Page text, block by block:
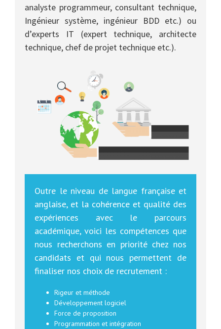
analyste programmeur, consultant technique,
Ingénieur système, ingénieur BDD etc.) ou
d’experts IT (expert technique, architecte
technique, chef de projet technique etc.).
Outre le niveau de langue française et
anglaise, et la cohérence et qualité des
expériences avec le parcours
académique, voici les compétences que
nous recherchons en priorité chez nos
candidats et qui nous permettent de
finaliser nos choix de recrutement :
Rigeur et méthode
Développement logiciel
Force de proposition
Programmation et intégration